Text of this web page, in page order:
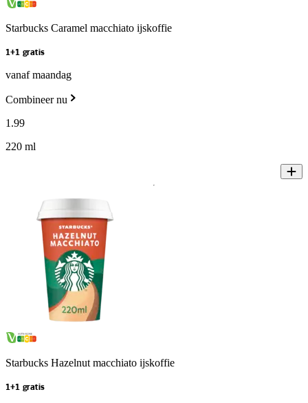
Starbucks Caramel macchiato ijskoffie
1+1 gratis
vanaf maandag
Combineer nu
1 .99
220 ml
Starbucks Hazelnut macchiato ijskoffie
1+1 gratis